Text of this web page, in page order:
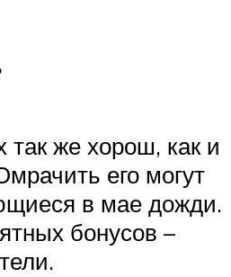
же хорош, как и
его могут
в мае дожди.
бонусов –